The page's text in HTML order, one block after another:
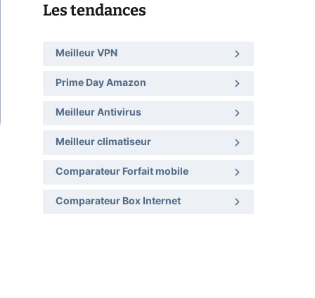
Les tendances
Meilleur VPN
Prime Day Amazon
Meilleur Antivirus
Meilleur climatiseur
Comparateur Forfait mobile
Comparateur Box Internet